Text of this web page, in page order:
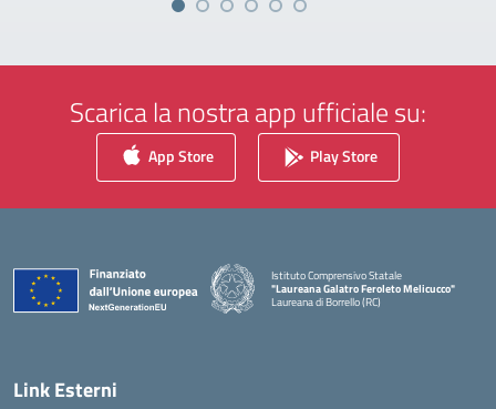
Scarica la nostra app ufficiale su:
App Store Play Store
Istituto Comprensivo Statale
"Laureana Galatro Feroleto Melicucco"
Laureana di Borrello (RC)
Link Esterni